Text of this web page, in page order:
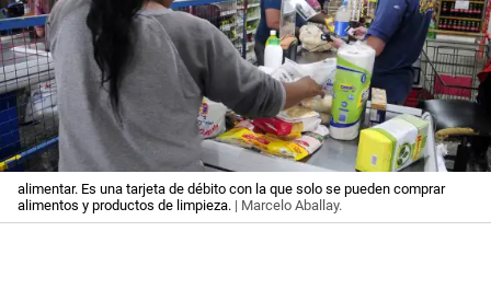
alimentar. Es una tarjeta de débito con la que solo se pueden comprar
alimentos y productos de limpieza. | Marcelo Aballay.